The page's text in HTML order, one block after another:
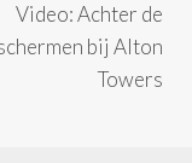
Video: Achter de
bij Alton
Towers